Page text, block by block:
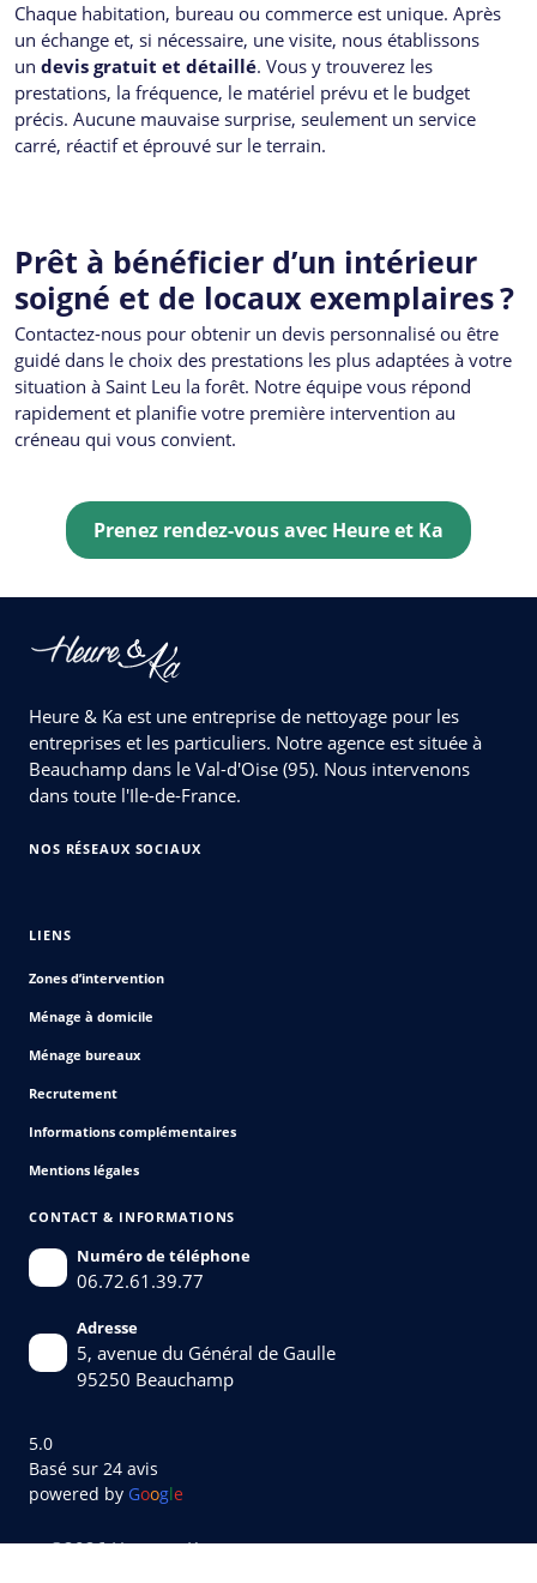
Chaque habitation, bureau ou commerce est unique. Après
un échange et, si nécessaire, une visite, nous établissons
un devis gratuit et détaillé. Vous y trouverez les
prestations, la fréquence, le matériel prévu et le budget
précis. Aucune mauvaise surprise, seulement un service
carré, réactif et éprouvé sur le terrain.
Prêt à bénéficier d’un intérieur
soigné et de locaux exemplaires ?
Contactez-nous pour obtenir un devis personnalisé ou être
guidé dans le choix des prestations les plus adaptées à votre
situation à Saint Leu la forêt. Notre équipe vous répond
rapidement et planifie votre première intervention au
créneau qui vous convient.
Prenez rendez-vous avec Heure et Ka
Heure & Ka est une entreprise de nettoyage pour les
entreprises et les particuliers. Notre agence est située à
Beauchamp dans le Val-d'Oise (95). Nous intervenons
dans toute l'Ile-de-France.
NOS RÉSEAUX SOCIAUX
LIENS
Zones d’intervention
Ménage à domicile
Ménage bureaux
Recrutement
Informations complémentaires
Mentions légales
CONTACT & INFORMATIONS
Numéro de téléphone
06.72.61.39.77
Adresse
5, avenue du Général de Gaulle
95250 Beauchamp
5.0
Basé sur 24 avis
powered by Google
©2026 Heure et Ka •Site réalisé par Conseils et Préférence